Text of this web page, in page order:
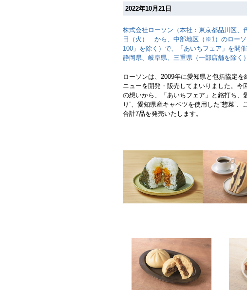
2022年10月21日
株式会社ローソン（本社：東京都品川区
日（火） から、中部地区（※1）のローソ
100」を除く）で、「あいちフェア」を開
静岡県、岐阜県、三重県（一部店舗を除く
ローソンは、2009年に愛知県と包括協定
ニューを開発・販売してまいりました。今
の想いから、「あいちフェア」と銘打ち、
り”、愛知県産キャベツを使用した“惣菜”
合計7品を発売いたします。